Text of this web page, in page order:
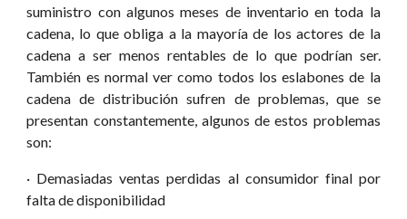
suministro con algunos meses de inventario en toda la
cadena, lo que obliga a la mayoría de los actores de la
cadena a ser menos rentables de lo que podrían ser.
También es normal ver como todos los eslabones de la
cadena de distribución sufren de problemas, que se
presentan constantemente, algunos de estos problemas
son:
· Demasiadas ventas perdidas al consumidor final por
falta de disponibilidad